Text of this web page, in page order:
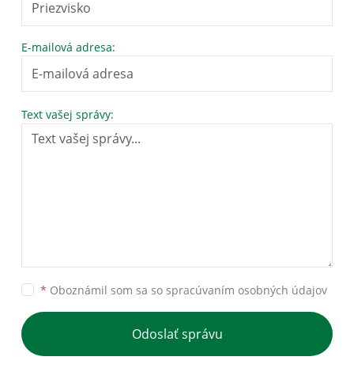
E-mailová adresa:
Text vašej správy:
* Oboznámil som sa so spracúvaním osobných údajov
Odoslať správu